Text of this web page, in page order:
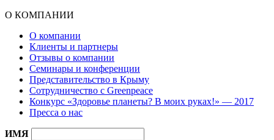
О КОМПАНИИ
О компании
Клиенты и партнеры
Отзывы о компании
Семинары и конференции
Представительство в Крыму
Сотрудничество с Greenpeace
Конкурс «Здоровье планеты? В моих руках!» — 2017
Пресса о нас
ИМЯ